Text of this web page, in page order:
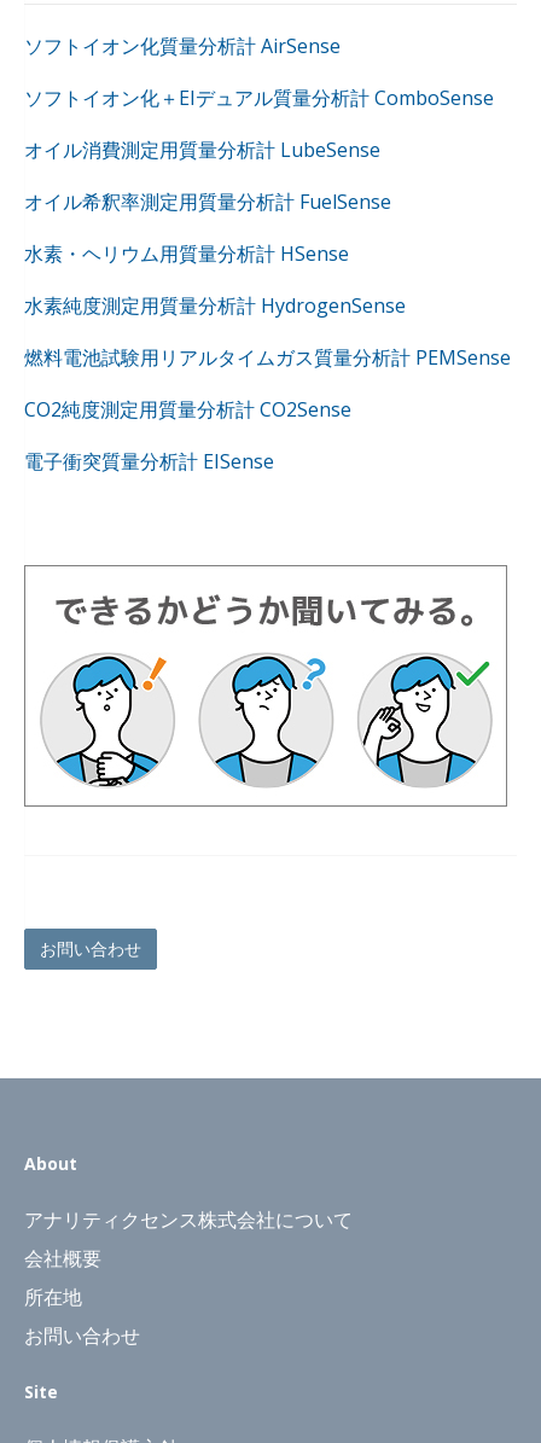
ソフトイオン化質量分析計 AirSense
ソフトイオン化＋EIデュアル質量分析計 ComboSense
オイル消費測定用質量分析計 LubeSense
オイル希釈率測定用質量分析計 FuelSense
水素・ヘリウム用質量分析計 HSense
水素純度測定用質量分析計 HydrogenSense
燃料電池試験用リアルタイムガス質量分析計 PEMSense
CO2純度測定用質量分析計 CO2Sense
電子衝突質量分析計 EISense
お問い合わせ
About
アナリティクセンス株式会社について
会社概要
所在地
お問い合わせ
Site